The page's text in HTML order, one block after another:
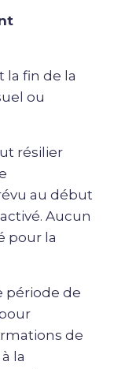
fin de la
ou
résilier
au début
Aucun
pour la
période de
de
la